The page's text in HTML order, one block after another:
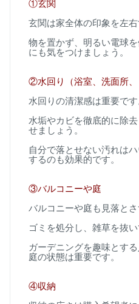
①玄関
玄関は家全体の印象を左右
物を置かず、明るい電球
にも気をつけましょう。
②水回り（浴室、洗面所、
水回りの清潔感は重要です
水垢やカビを徹底的に除
せましょう。
自分で落とせない汚れは
するのも効果的です。
③バルコニーや庭
バルコニーや庭も見落とさ
ゴミを処分し、雑草を抜い
ガーデニングを趣味とす
庭の状態は重要です。
④収納